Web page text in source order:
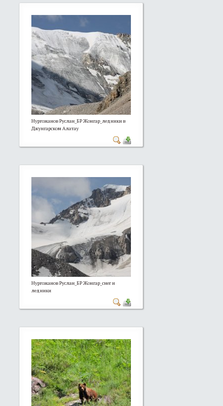
Нургожанов Руслан_БР Жонгар_ледники в
Джунгарском Алатау
Нургожанов Руслан_БР Жонгар_снег и
ледники